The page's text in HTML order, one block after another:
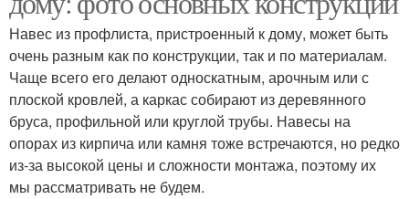
Навес из профлиста, пристроенный к дому, может быть
очень разным как по конструкции, так и по материалам.
Чаще всего его делают односкатным, арочным или с
плоской кровлей, а каркас собирают из деревянного
бруса, профильной или круглой трубы. Навесы на
опорах из кирпича или камня тоже встречаются, но редко
из-за высокой цены и сложности монтажа, поэтому их
мы рассматривать не будем.